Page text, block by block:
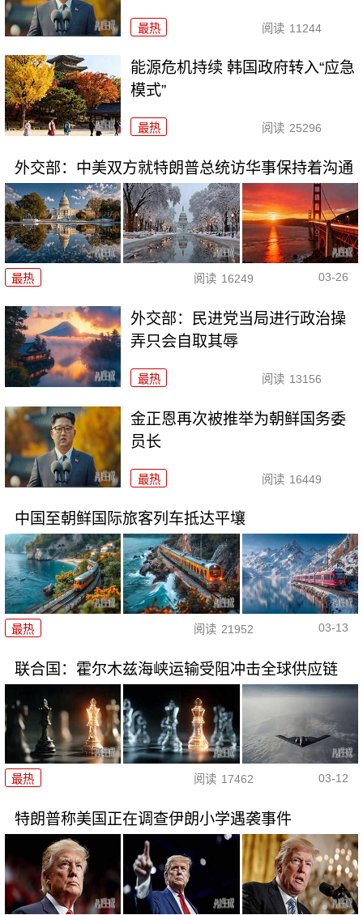
最热 阅读 11244
能源危机持续 韩国政府转入“应急
模式”
最热 阅读 25296
外交部：中美双方就特朗普总统访华事保持着沟通
最热 阅读 16249 03-26
外交部：民进党当局进行政治操
弄只会自取其辱
最热 阅读 13156
金正恩再次被推举为朝鲜国务委
员长
最热 阅读 16449
中国至朝鲜国际旅客列车抵达平壤
最热 阅读 21952 03-13
联合国：霍尔木兹海峡运输受阻冲击全球供应链
最热 阅读 17462 03-12
特朗普称美国正在调查伊朗小学遇袭事件